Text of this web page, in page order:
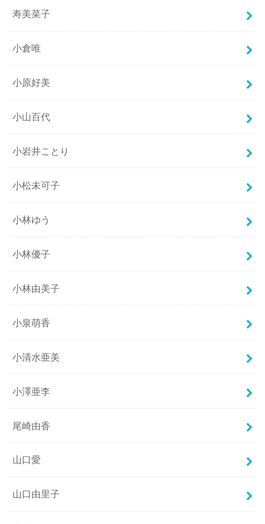
寿美菜子
小倉唯
小原好美
小山百代
小岩井ことり
小松未可子
小林ゆう
小林優子
小林由美子
小泉萌香
小清水亜美
小澤亜李
尾崎由香
山口愛
山口由里子